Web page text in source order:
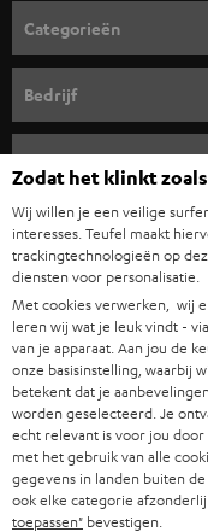
o
r
n
i
e
u
w
s
b
r
i
e
f
Categorieën
COMPLETE SYSTEMEN
SOUNDBARS
HIFI-SPEAKERS
SMART HOME
BLUETOOTH
KOPTELEFOONS
BLUETOOTH
COMPLETE SETS
Bedrijf
CARRIÈRE
PERS & MARKETING
B2B
PARTNERPROGRAMMA
BLOG
NEWSLETTER
STORES
Teufel online shops
DUITSLAND
OOSTENRIJK
ZWITSERLAND
NEDERLAND
BELGIË
Zodat het klinkt
Wij willen je een veilige
interesses. Teufel maakt
trackingtechnologieën op
diensten voor personalisatie.
Met cookies verwerken, wij
leren wij wat je leuk vindt -
van je apparaat. Aan jou de
onze basisinstelling, waarbij
betekent dat je
worden geselecteerd. Je
echt relevant is voor jou door
met het gebruik van alle
gegevens in landen buiten
ook elke categorie
toepassen" bevestigen.